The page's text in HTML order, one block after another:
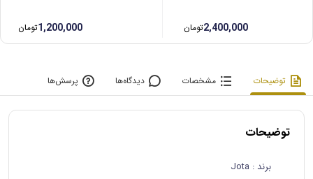
2,400,000تومان 1,200,000تومان
توضیحات مشخصات دیدگاه‌ها پرسش‌ها
توضیحات
برند : Jota